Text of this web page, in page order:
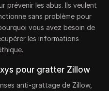
prévenir les abus. Ils veulent
sans problème pour
vous avez besoin de
les informations
pour gratter Zillow
anti-grattage de Zillow,